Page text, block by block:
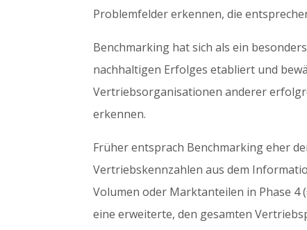
Problemfelder erkennen, die
Benchmarking hat sich als ein
nachhaltigen Erfolges etabliert und
Vertriebsorganisationen anderer
erkennen.
Früher entsprach Benchmarking eher
Vertriebskennzahlen aus dem
Volumen oder Marktanteilen in Phase 4
eine erweiterte, den gesamten